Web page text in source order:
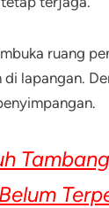
ruang
lapangan.